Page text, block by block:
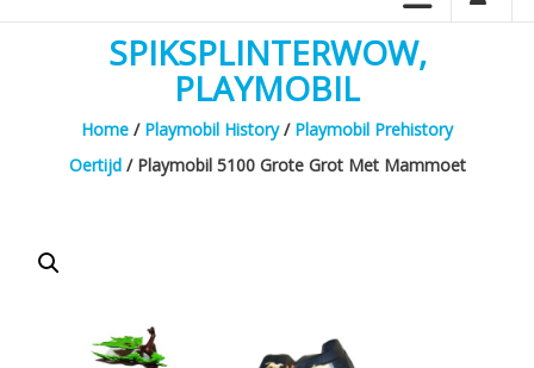
dromen
voor
iedereen
SPIKSPLINTERWOW,
PLAYMOBIL
Home / Playmobil History/ Playmobil Prehistory
Oertijd/ Playmobil 5100 Grote Grot Met Mammoet